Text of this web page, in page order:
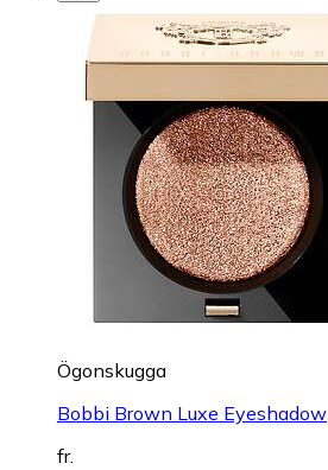
Ögonskugga
Bobbi Brown Luxe Eyeshadow
fr.